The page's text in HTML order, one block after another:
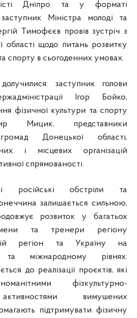
Дніпро та у форматі
заступник Міністра молоді та
Тимофєєв провів зустріч з
області щодо питань розвитку
спорту в сьогоденних умовах.
заступник голови
Ігор Бойко,
фізичної культури та спорту
Мицик, представники
Донецької області,
і місцевих організацій
спрямованості.
російські обстріли та
залишається сильною,
розвиток у багатьох
та тренери регіону
регіон та Україну на
та міжнародному рівнях.
до реалізації проєктів, які
фізкультурно-
вимушених
підтримувати фізичну